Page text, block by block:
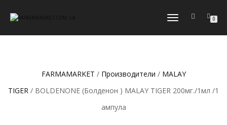
ПЕРЕКЛЮЧИТЬ
0
FARMAMARKET / Производители / MALAY
TIGER / BOLDENONE (Болденон ) MALAY TIGER 200мг./1мл /1
ампула